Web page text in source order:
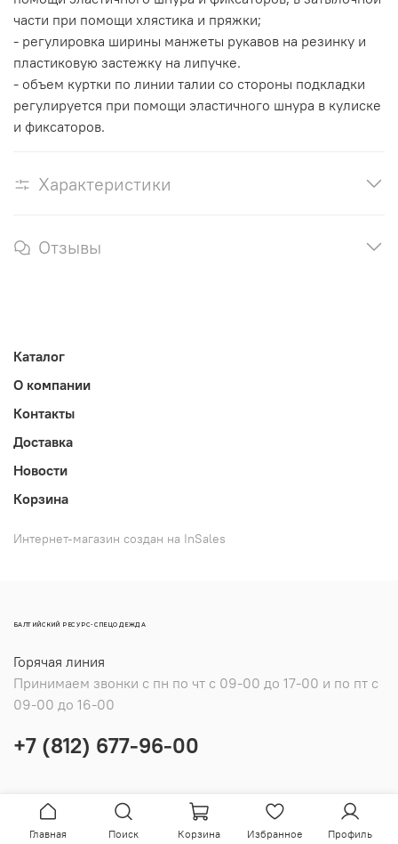
части при помощи хлястика и пряжки;
- регулировка ширины манжеты рукавов на резинку и
пластиковую застежку на липучке.
- объем куртки по линии талии со стороны подкладки
регулируется при помощи эластичного шнура в кулиске
и фиксаторов.
Характеристики
Отзывы
Каталог
О компании
Контакты
Доставка
Новости
Корзина
Интернет-магазин создан на InSales
БАЛТИЙСКИЙ РЕСУРС-СПЕЦОДЕЖДА
Горячая линия
Принимаем звонки с пн по чт с 09-00 до 17-00 и по пт с
09-00 до 16-00
+7 (812) 677-96-00
Главная Поиск Корзина Избранное Профиль